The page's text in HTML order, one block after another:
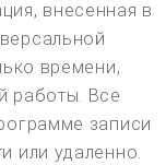
внесенная в
времени,
работы. Все
записи
или удаленно.